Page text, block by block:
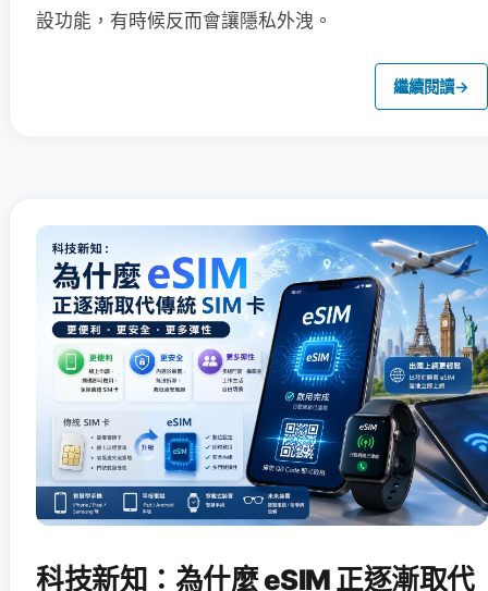
設功能，有時候反而會讓隱私外洩。
繼續閱讀→
科技新知：為什麼 eSIM 正逐漸取代